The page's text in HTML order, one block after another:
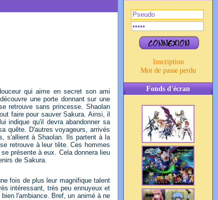
Inscription
Mot de passe perdu
Fonds d'écran
qui aime en secret son ami
une porte donnant sur une
retrouve sans princesse. Shaolan
faire pour sauver Sakura. Ainsi, il
indique qu'il devra abandonner sa
quête. D'autres voyageurs, arrivés
s'allient à Shaolan. Ils partent à la
retrouve à leur tête. Ces hommes
présente à eux. Cela donnera lieu
de Sakura.
fois de plus leur magnifique talent
intéressant, très peu ennuyeux et
l'ambiance. Bref, un animé à ne